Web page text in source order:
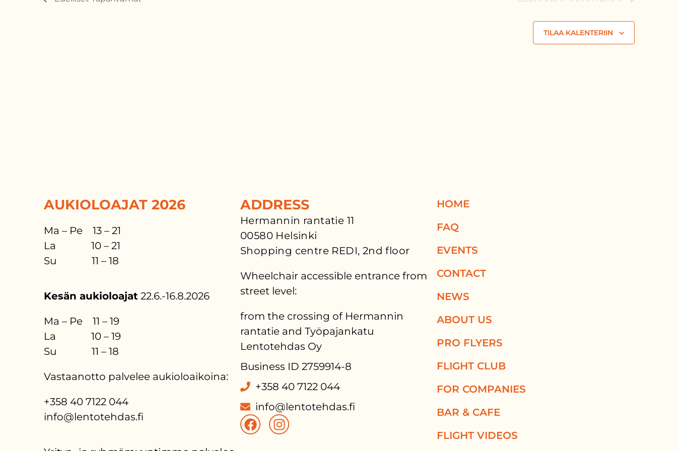
TILAA KALENTERIIN
AUKIOLOAJAT 2026
Ma – Pe 13 – 21
La 10 – 21
Su 11 – 18
Kesän aukioloajat 22.6.-16.8.2026
Ma – Pe 11 – 19
La 10 – 19
Su 11 – 18
Vastaanotto palvelee aukioloaikoina:
+358 40 7122 044
info@lentotehdas.fi
ADDRESS
Hermannin rantatie 11
00580 Helsinki
Shopping centre REDI, 2nd floor
Wheelchair accessible entrance from
street level:
from the crossing of Hermannin
rantatie and Työpajankatu
Lentotehdas Oy
Business ID 2759914-8
+358 40 7122 044
info@lentotehdas.fi
HOME
FAQ
EVENTS
CONTACT
NEWS
ABOUT US
PRO FLYERS
FLIGHT CLUB
FOR COMPANIES
BAR & CAFE
FLIGHT VIDEOS